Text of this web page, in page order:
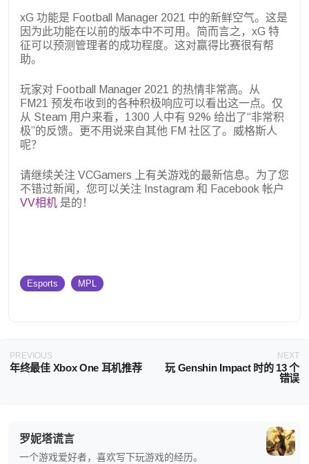
xG 功能是 Football Manager 2021 中的新鲜空气。这是
因为此功能在以前的版本中不可用。简而言之，xG 特
征可以预测管理者的成功程度。这对赢得比赛很有帮
助。
玩家对 Football Manager 2021 的热情非常高。从
FM21 预发布收到的各种积极响应可以看出这一点。仅
从 Steam 用户来看，1300 人中有 92% 给出了“非常积
极”的反馈。更不用说来自其他 FM 社区了。威格斯人
呢？
请继续关注 VCGamers 上有关游戏的最新信息。为了您
不错过新闻，您可以关注 Instagram 和 Facebook 帐户
VV相机 是的！
Esports MPL
PREVIOUS
年终最佳 Xbox One 耳机推荐
NEXT
玩 Genshin Impact 时的 13 个
错误
罗妮塔谎言
一个游戏爱好者，喜欢写下玩游戏的经历。